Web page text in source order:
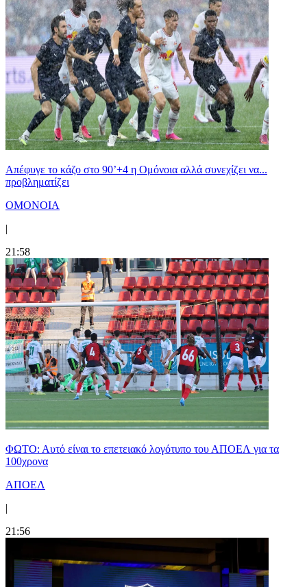
Απέφυγε το κάζο στο 90’+4 η Ομόνοια αλλά συνεχίζει να...
προβληματίζει
ΟΜΟΝΟΙΑ
|
21:58
ΦΩΤΟ: Αυτό είναι το επετειακό λογότυπο του ΑΠΟΕΛ για τα
100χρονα
ΑΠΟΕΛ
|
21:56